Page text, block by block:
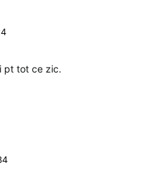
pt tot ce zic.